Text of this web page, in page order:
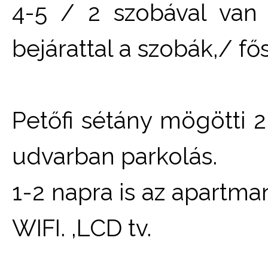
4-5 / 2 szobával
bejárattal a szobák,/
Petőfi sétány mögötti
udvarban parkolás.
1-2 napra is az
WIFI. ,LCD tv.